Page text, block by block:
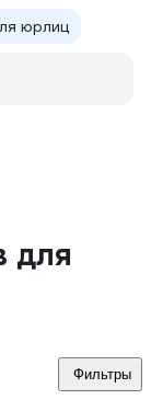
юрлиц
для
Фильтры